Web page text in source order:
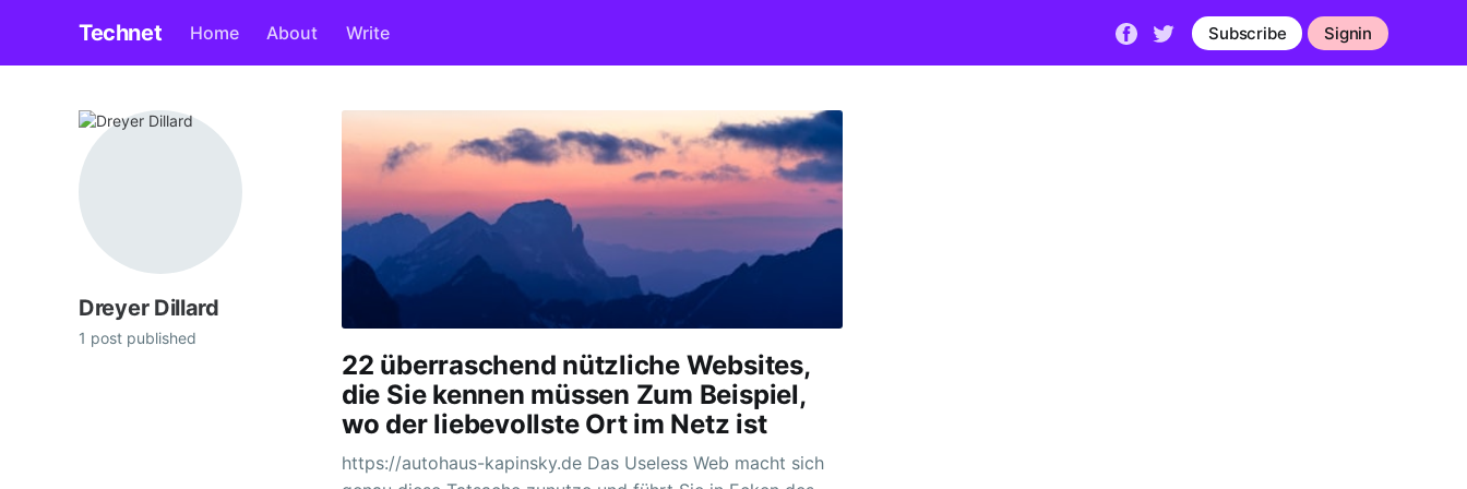
Technet Home About Write Subscribe Signin
Dreyer Dillard
1 post published
22 überraschend nützliche Websites,
die Sie kennen müssen Zum Beispiel,
wo der liebevollste Ort im Netz ist
https://autohaus-kapinsky.de Das Useless Web macht sich